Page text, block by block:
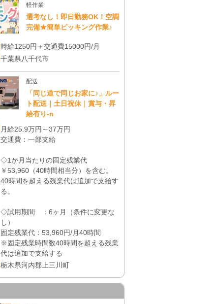
軽作業
選考なし！即日勤務OK！空調
完備★簡単ピッキング作業♪
時給1250円＋交通費15000円/月
千葉県八千代市
配送
「同じ道で同じお家に♪」ルー
ト配送｜土日祝休｜賞与・昇
給有り-n
月給25.9万円～37万円
交通費：一部支給
◇1か月当たりの固定残業代
￥53,960（40時間相当分）を含む。
40時間を超える残業代は追加で支給す
る。
◇試用期間 ：6ヶ月（条件に変更な
し）
固定残業代：53,960円/月40時間
※固定残業時間数40時間を超える残業
代は追加で支給する
栃木県河内郡上三川町